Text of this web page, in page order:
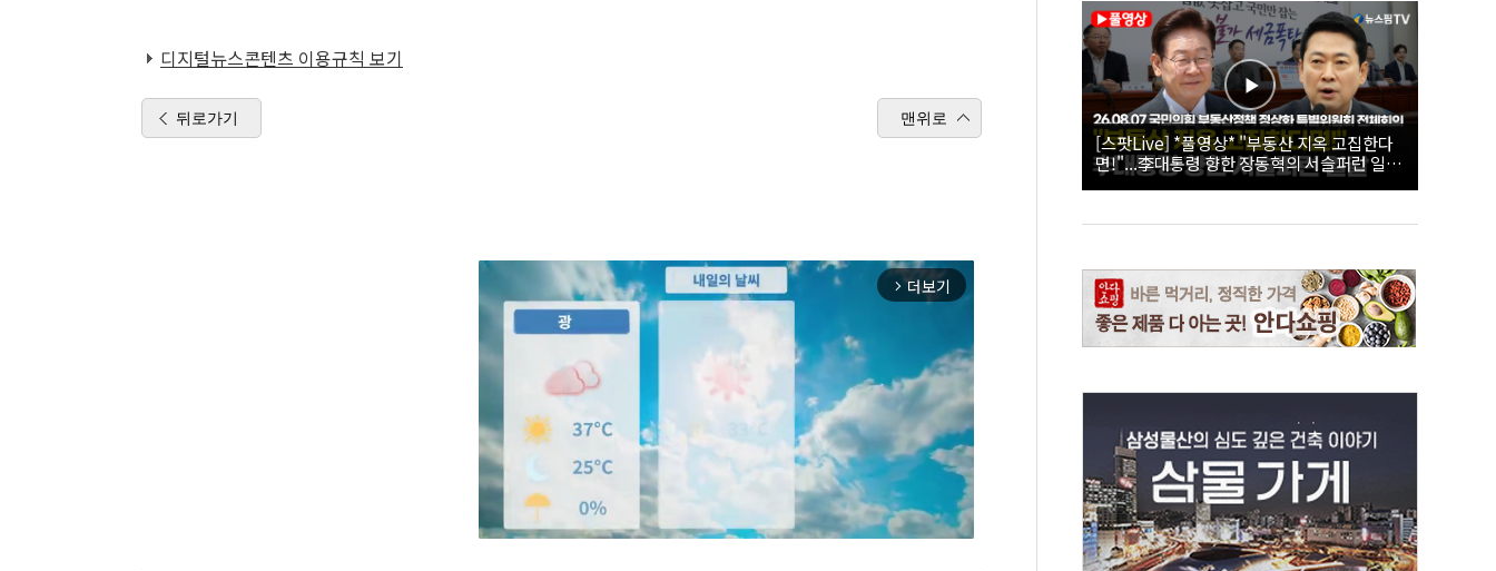
디지털뉴스콘텐츠 이용규칙 보기
뒤로가기 맨위로
arrow_forward_ios 더보기
[스팟Live] *풀영상* "부동산 지옥 고집한다
면!"...李대통령 향한 장동혁의 서슬퍼런 일갈
| 26.08.07 국민의힘 부동산정책 정상화 특별